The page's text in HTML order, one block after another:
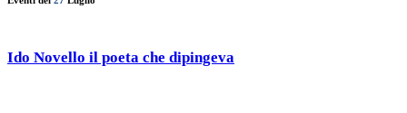
Ido Novello il poeta che dipingeva